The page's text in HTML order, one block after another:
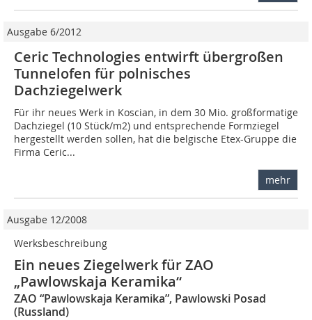
Ausgabe 6/2012
Ceric Technologies entwirft übergroßen
Tunnelofen für polnisches
Dachziegelwerk
Für ihr neues Werk in Koscian, in dem 30 Mio. großformatige
Dachziegel (10 Stück/m2) und entsprechende Formziegel
hergestellt werden sollen, hat die belgische Etex-Gruppe die
Firma Ceric...
mehr
Ausgabe 12/2008
Werksbeschreibung
Ein neues Ziegelwerk für ZAO
„Pawlowskaja Keramika“
ZAO “Pawlowskaja Keramika”, Pawlowski Posad
(Russland)